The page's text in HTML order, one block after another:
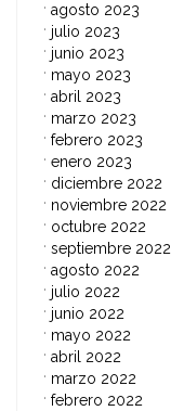
agosto 2023
julio 2023
junio 2023
mayo 2023
abril 2023
marzo 2023
febrero 2023
enero 2023
diciembre 2022
noviembre 2022
octubre 2022
septiembre 2022
agosto 2022
julio 2022
junio 2022
mayo 2022
abril 2022
marzo 2022
febrero 2022